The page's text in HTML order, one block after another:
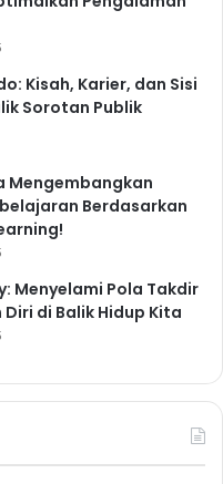
Kisah, Karier, dan Sisi
Sorotan Publik
Mengembangkan
Berdasarkan
Menyelami Pola Takdir
di Balik Hidup Kita